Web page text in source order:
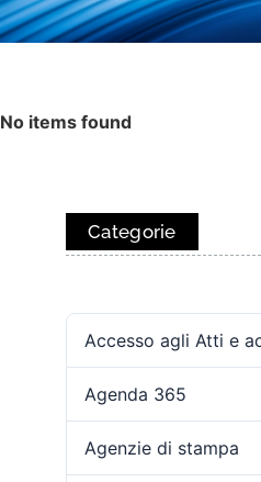
No items found
Categorie
Accesso agli Atti e
Agenda 365
Agenzie di stampa